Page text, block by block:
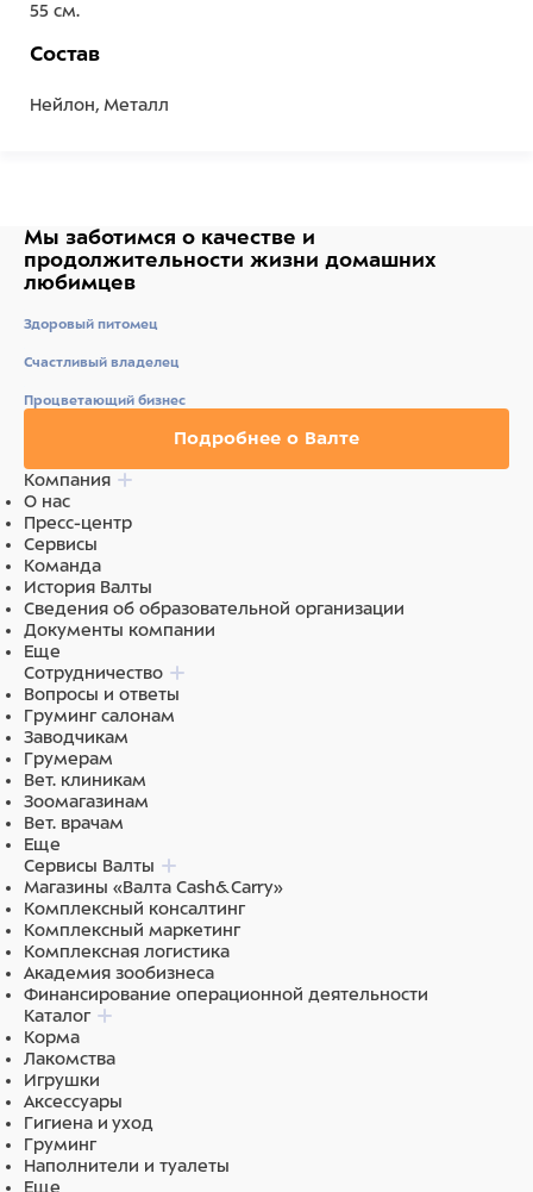
55 см.
Состав
Нейлон, Металл
Мы заботимся о качестве и
продолжительности жизни домашних
любимцев
Здоровый питомец
Счастливый владелец
Процветающий бизнес
Подробнее о Валте
Компания
О нас
Пресс-центр
Сервисы
Команда
История Валты
Сведения об образовательной организации
Документы компании
Еще
Сотрудничество
Вопросы и ответы
Груминг салонам
Заводчикам
Грумерам
Вет. клиникам
Зоомагазинам
Вет. врачам
Еще
Сервисы Валты
Магазины «Валта Cash&Carry»
Комплексный консалтинг
Комплексный маркетинг
Комплексная логистика
Академия зообизнеса
Финансирование операционной деятельности
Каталог
Корма
Лакомства
Игрушки
Аксессуары
Гигиена и уход
Груминг
Наполнители и туалеты
Еще